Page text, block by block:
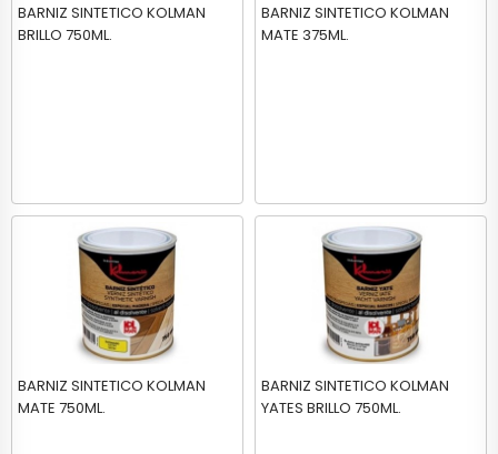
BARNIZ SINTETICO KOLMAN
BRILLO 750ML.
BARNIZ SINTETICO KOLMAN
MATE 375ML.
BARNIZ SINTETICO KOLMAN
MATE 750ML.
BARNIZ SINTETICO KOLMAN
YATES BRILLO 750ML.